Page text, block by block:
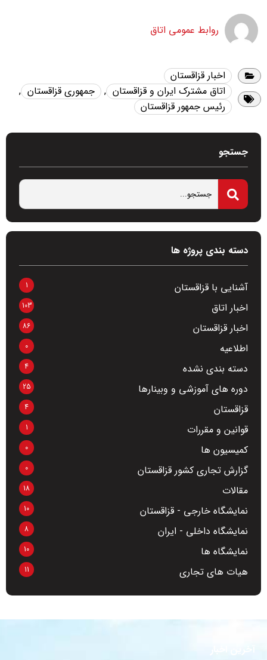
روابط عمومی اتاق
اخبار قزاقستان
اتاق مشترک ایران و قزاقستان , جمهوری قزاقستان ,
رئیس جمهور قزاقستان
جستجو
دسته بندی پروژه ها
آشنایی با قزاقستان 1
اخبار اتاق 103
اخبار قزاقستان 86
اطلاعیه 0
دسته بندی نشده 4
دوره های آموزشی و وبینارها 25
قزاقستان 4
قوانین و مقررات 1
کمیسیون ها 0
گزارش تجاری کشور قزاقستان 0
مقالات 18
نمایشگاه خارجی - قزاقستان 10
نمایشگاه داخلی - ایران 8
نمایشگاه ها 10
هیات های تجاری 11